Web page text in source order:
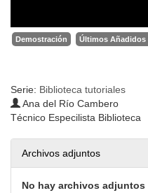
Demostración Últimos Añadidos
Serie: Biblioteca tutoriales
Ana del Río Cambero
Técnico Especilista Biblioteca
Archivos adjuntos
No hay archivos adjuntos